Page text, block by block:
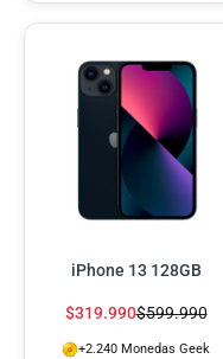
iPhone 13 128GB
$319.990$599.990
+2.240 Monedas Geek